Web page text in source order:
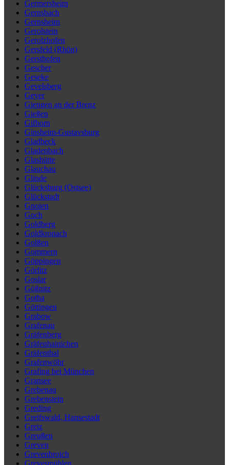
Germersheim
Gernsbach
Gernsheim
Gerolstein
Gerolzhofen
Gersfeld (Rhön)
Gersthofen
Gescher
Geseke
Gevelsberg
Geyer
Giengen an der Brenz
Gießen
Gifhorn
Ginsheim-Gustavsburg
Gladbeck
Gladenbach
Glashütte
Glauchau
Glinde
Glücksburg (Ostsee)
Glückstadt
Gnoien
Goch
Goldberg
Goldkronach
Golßen
Gommern
Göppingen
Görlitz
Goslar
Gößnitz
Gotha
Göttingen
Grabow
Grafenau
Gräfenberg
Gräfenhainichen
Gräfenthal
Grafenwöhr
Grafing bei München
Gransee
Grebenau
Grebenstein
Greding
Greifswald, Hansestadt
Greiz
Greußen
Greven
Grevenbroich